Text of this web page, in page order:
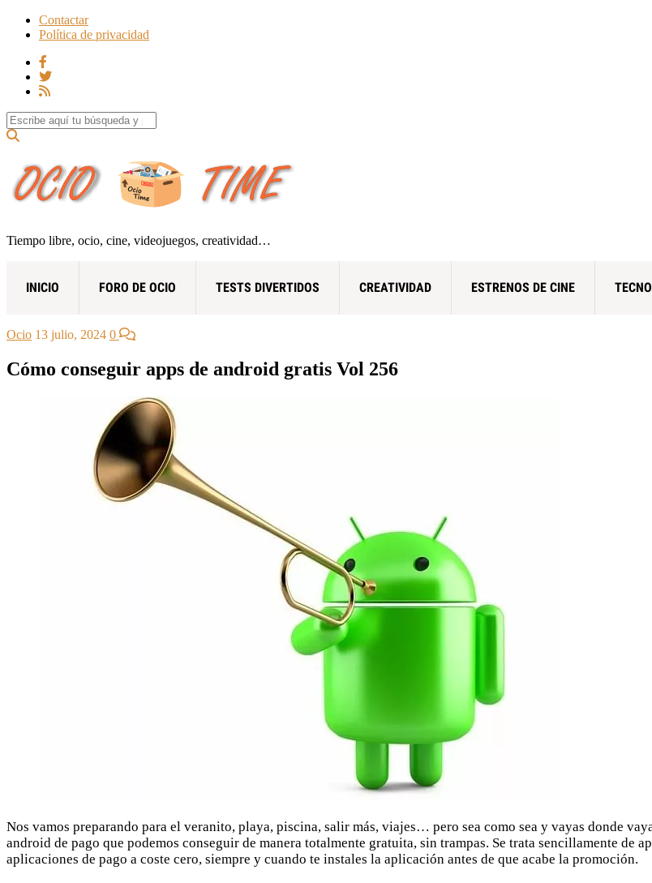
Contactar
Política de privacidad
Search for:
Tiempo libre, ocio, cine, videojuegos, creatividad…
INICIO FORO DE OCIO TESTS DIVERTIDOS CREATIVIDAD ESTRENOS DE CINE
Ocio 13 julio, 2024 0
Cómo conseguir apps de android gratis Vol 256
Nos vamos preparando para el veranito, playa, piscina, salir más, viajes… pero sea como sea y vayas donde
android de pago que podemos conseguir de manera totalmente gratuita, sin trampas. Se trata sencillamente de
aplicaciones de pago a coste cero, siempre y cuando te instales la aplicación antes de que acabe la promoción.